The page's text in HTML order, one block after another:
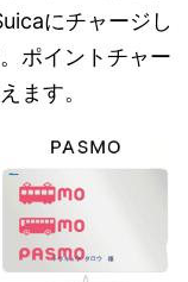
にチャージし
ポイントチャー
ます。